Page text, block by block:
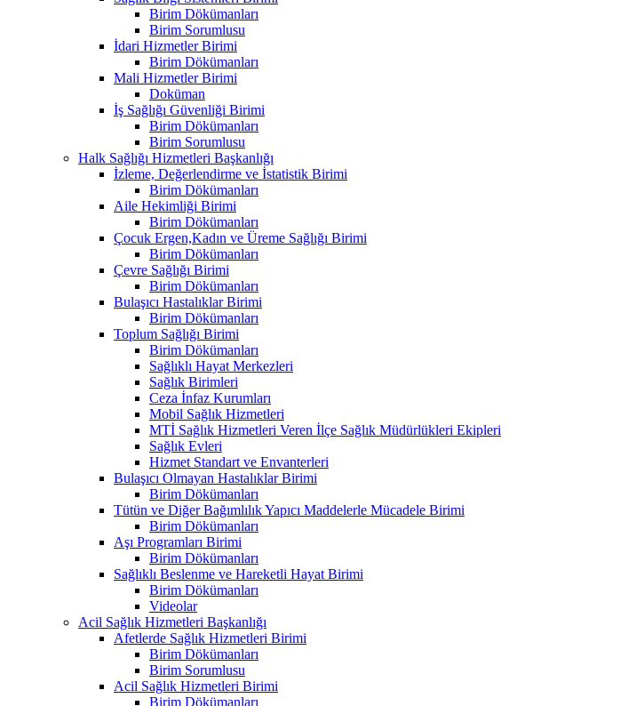
Birim Dökümanları
Birim Sorumlusu
İdari Hizmetler Birimi
Birim Dökümanları
Mali Hizmetler Birimi
Doküman
İş Sağlığı Güvenliği Birimi
Birim Dökümanları
Birim Sorumlusu
Halk Sağlığı Hizmetleri Başkanlığı
İzleme, Değerlendirme ve İstatistik Birimi
Birim Dökümanları
Aile Hekimliği Birimi
Birim Dökümanları
Çocuk Ergen,Kadın ve Üreme Sağlığı Birimi
Birim Dökümanları
Çevre Sağlığı Birimi
Birim Dökümanları
Bulaşıcı Hastalıklar Birimi
Birim Dökümanları
Toplum Sağlığı Birimi
Birim Dökümanları
Sağlıklı Hayat Merkezleri
Sağlık Birimleri
Ceza İnfaz Kurumları
Mobil Sağlık Hizmetleri
MTİ Sağlık Hizmetleri Veren İlçe Sağlık Müdürlükleri Ekipleri
Sağlık Evleri
Hizmet Standart ve Envanterleri
Bulaşıcı Olmayan Hastalıklar Birimi
Birim Dökümanları
Tütün ve Diğer Bağımlılık Yapıcı Maddelerle Mücadele Birimi
Birim Dökümanları
Aşı Programları Birimi
Birim Dökümanları
Sağlıklı Beslenme ve Hareketli Hayat Birimi
Birim Dökümanları
Videolar
Acil Sağlık Hizmetleri Başkanlığı
Afetlerde Sağlık Hizmetleri Birimi
Birim Dökümanları
Birim Sorumlusu
Acil Sağlık Hizmetleri Birimi
Birim Dökümanları